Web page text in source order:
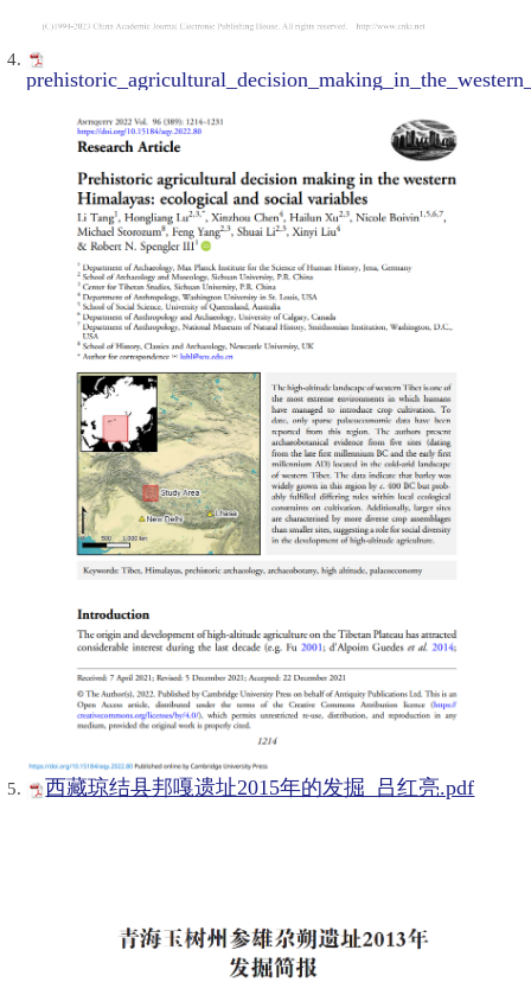
西藏琼结县邦嘎遗址2015年的发掘_吕红亮.pdf